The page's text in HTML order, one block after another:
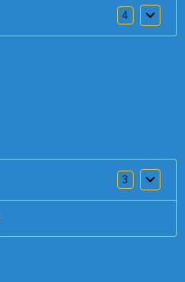
4
3